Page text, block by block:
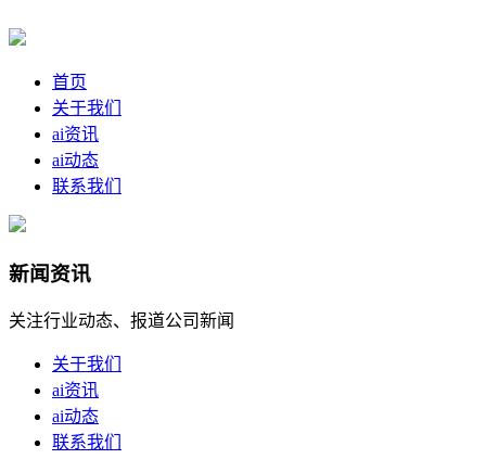
首页
关于我们
ai资讯
ai动态
联系我们
新闻资讯
关注行业动态、报道公司新闻
关于我们
ai资讯
ai动态
联系我们